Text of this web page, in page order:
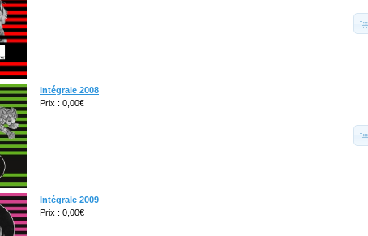
Intégrale 2008
Prix : 0,00€
Intégrale 2009
Prix : 0,00€